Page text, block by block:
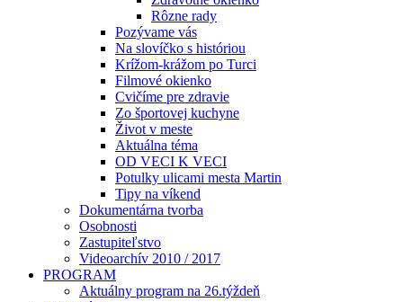
Rôzne rady
Pozývame vás
Na slovíčko s históriou
Krížom-krážom po Turci
Filmové okienko
Cvičíme pre zdravie
Zo športovej kuchyne
Život v meste
Aktuálna téma
OD VECI K VECI
Potulky ulicami mesta Martin
Tipy na víkend
Dokumentárna tvorba
Osobnosti
Zastupiteľstvo
Videoarchív 2010 / 2017
PROGRAM
Aktuálny program na 26.týždeň